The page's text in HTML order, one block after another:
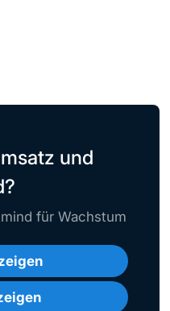
und
für Wachstum